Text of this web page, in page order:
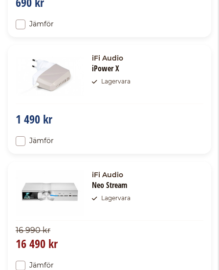
Jämför
iFi Audio
iPower X
Lagervara
1 490 kr
Jämför
iFi Audio
Neo Stream
Lagervara
16 990 kr
16 490 kr
Jämför